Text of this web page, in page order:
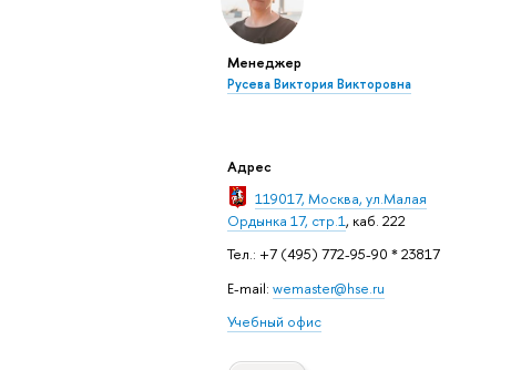
Менеджер
Русева Виктория Викторовна
Адрес
119017, Москва, ул.Малая
Ордынка 17, стр.1, каб. 222
Тел.: +7 (495) 772-95-90 * 23817
E-mail: wemaster@hse.ru
Учебный офис